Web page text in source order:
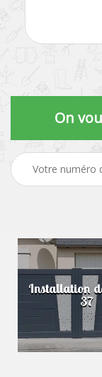
On
Installation
37